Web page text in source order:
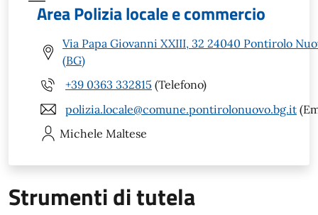
Area Polizia locale e commercio
Via Papa Giovanni XXIII, 32 24040 Pontirolo
(BG)
+39 0363 332815 (Telefono)
polizia.locale@comune.pontirolonuovo.bg.it
Michele Maltese
Strumenti di tutela